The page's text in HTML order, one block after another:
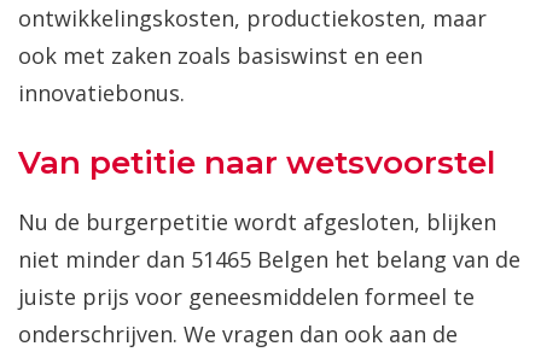
ontwikkelingskosten, productiekosten, maar
ook met zaken zoals basiswinst en een
innovatiebonus.
Van petitie naar wetsvoorstel
Nu de burgerpetitie wordt afgesloten, blijken
niet minder dan 51465 Belgen het belang van de
juiste prijs voor geneesmiddelen formeel te
onderschrijven. We vragen dan ook aan de